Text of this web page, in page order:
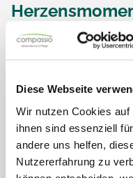
Diese Webseite
Wir nutzen Cookies
ihnen sind essenziell
andere uns helfen,
Nutzererfahrung zu
Nasen Clowns
In der Wohnanlage Am
Nasen Clowns.Schon